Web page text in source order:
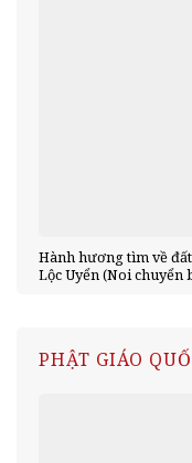
Hành hương tìm về
Lộc Uyển (Noi chuyển
PHẬT GIÁO